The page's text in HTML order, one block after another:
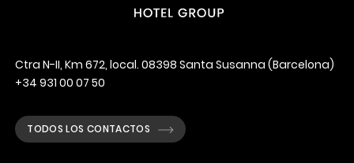
Ctra N-II, Km 672, local. 08398 Santa Susanna (Barcelona)
+34 931 00 07 50
TODOS LOS CONTACTOS